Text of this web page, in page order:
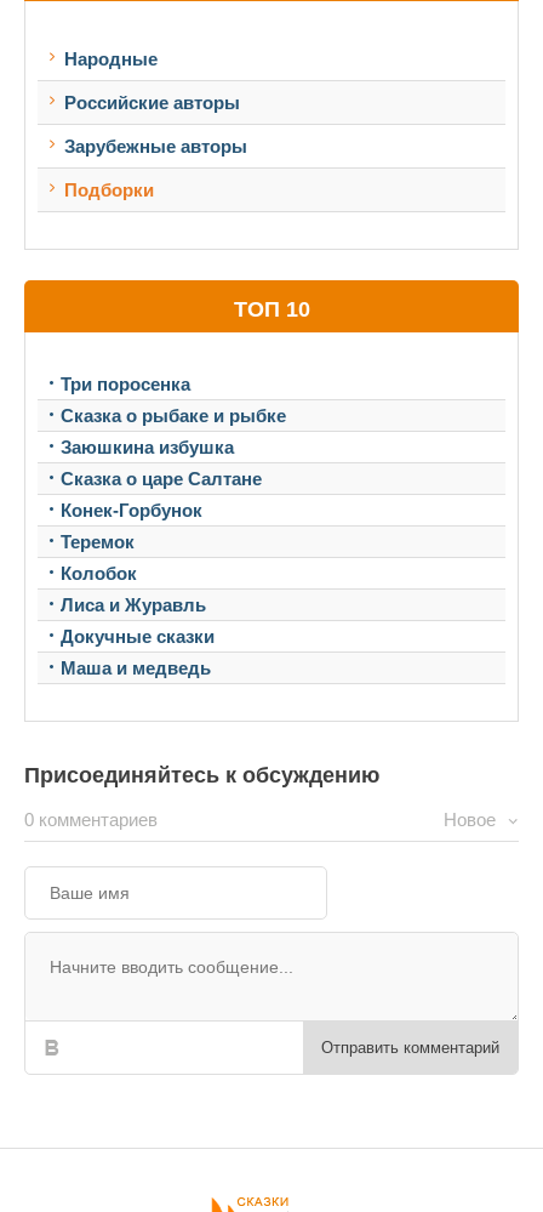
Народные
Российские авторы
Зарубежные авторы
Подборки
ТОП 10
Три поросенка
Сказка о рыбаке и рыбке
Заюшкина избушка
Сказка о царе Салтане
Конек-Горбунок
Теремок
Колобок
Лиса и Журавль
Докучные сказки
Маша и медведь
Присоединяйтесь к обсуждению
0 комментариев Новое
Отправить комментарий